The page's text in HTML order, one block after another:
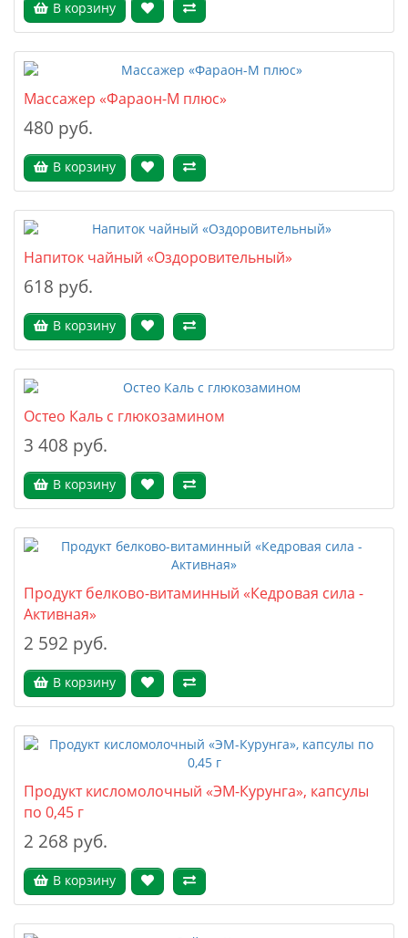
В корзину
Массажер «Фараон-М плюс»
480 руб.
В корзину
Напиток чайный «Оздоровительный»
618 руб.
В корзину
Остео Каль с глюкозамином
3 408 руб.
В корзину
Продукт белково-витаминный «Кедровая сила -
Активная»
2 592 руб.
В корзину
Продукт кисломолочный «ЭМ-Курунга», капсулы
по 0,45 г
2 268 руб.
В корзину